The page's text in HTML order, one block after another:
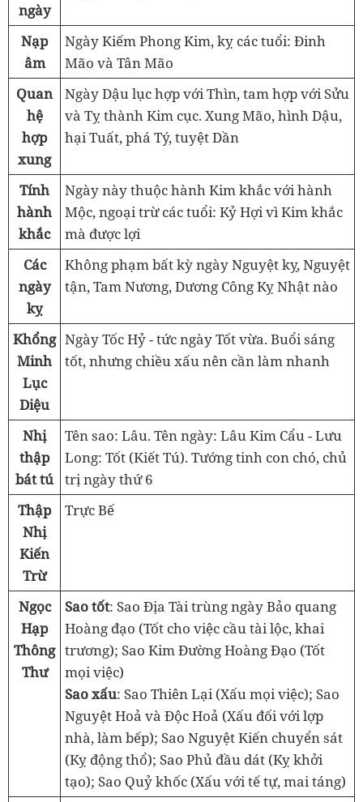
ngày
Nạp
âm
Ngày Kiếm Phong Kim, kỵ các tuổi: Đinh
Mão và Tân Mão
Quan
hệ
hợp
xung
Ngày Dậu lục hợp với Thìn, tam hợp với Sửu
và Tỵ thành Kim cục. Xung Mão, hình Dậu,
hại Tuất, phá Tý, tuyệt Dần
Tính
hành
khắc
Ngày này thuộc hành Kim khắc với hành
Mộc, ngoại trừ các tuổi: Kỷ Hợi vì Kim khắc
mà được lợi
Các
ngày
kỵ
Không phạm bất kỳ ngày Nguyệt kỵ, Nguyệt
tận, Tam Nương, Dương Công Kỵ Nhật nào
Khổng
Minh
Lục
Diệu
Ngày Tốc Hỷ - tức ngày Tốt vừa. Buổi sáng
tốt, nhưng chiều xấu nên cần làm nhanh
Nhị
thập
bát tú
Tên sao: Lâu. Tên ngày: Lâu Kim Cẩu - Lưu
Long: Tốt (Kiết Tú). Tướng tinh con chó, chủ
trị ngày thứ 6
Thập
Nhị
Kiến
Trừ
Trực Bế
Ngọc
Hạp
Thông
Thư
Sao tốt: Sao Địa Tài trùng ngày Bảo quang
Hoàng đạo (Tốt cho việc cầu tài lộc, khai
trương); Sao Kim Đường Hoàng Đạo (Tốt
mọi việc)
Sao xấu: Sao Thiên Lại (Xấu mọi việc); Sao
Nguyệt Hoả và Độc Hoả (Xấu đối với lợp
nhà, làm bếp); Sao Nguyệt Kiến chuyển sát
(Kỵ động thổ); Sao Phủ đầu dát (Kỵ khởi
tạo); Sao Quỷ khốc (Xấu với tế tự, mai táng)